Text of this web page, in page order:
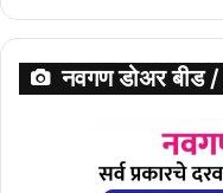
नवगण डोअर